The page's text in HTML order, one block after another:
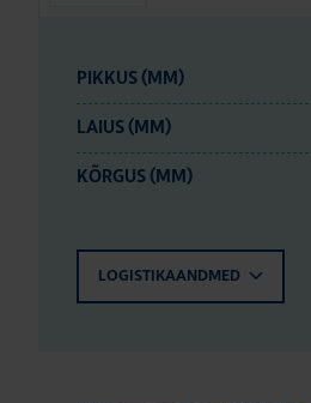
PIKKUS (MM)
LAIUS (MM)
KÕRGUS (MM)
LOGISTIKAANDMED